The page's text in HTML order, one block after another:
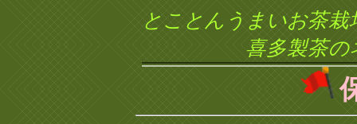
とことんうまいお茶
喜多製茶の